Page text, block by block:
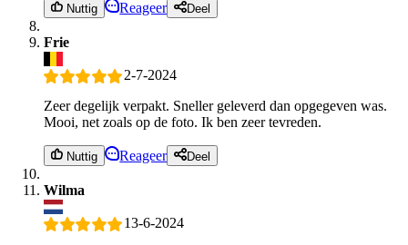
Nuttig Reageer Deel
Frie
2-7-2024
Zeer degelijk verpakt. Sneller geleverd dan opgegeven was.
Mooi, net zoals op de foto. Ik ben zeer tevreden.
Nuttig Reageer Deel
Wilma
13-6-2024